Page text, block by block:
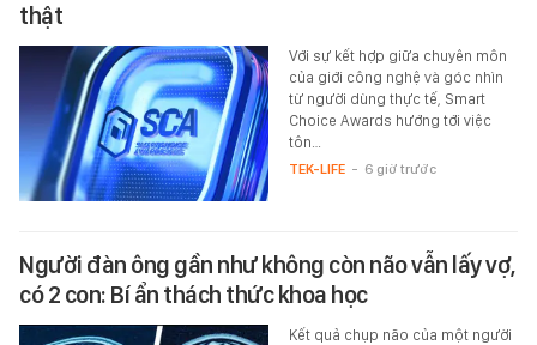
thật
Với sự kết hợp giữa chuyên môn
của giới công nghệ và góc nhìn
từ người dùng thực tế, Smart
Choice Awards hướng tới việc
tôn…
TEK-LIFE - 6 giờ trước
Người đàn ông gần như không còn não vẫn lấy vợ,
có 2 con: Bí ẩn thách thức khoa học
Kết quả chụp não của một người